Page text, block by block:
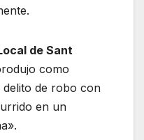
de Sant
como
de robo con
en un